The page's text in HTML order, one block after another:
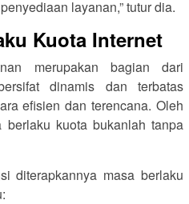
layanan,” tutur dia.
Kuota Internet
merupakan bagian dari
dinamis dan terbatas
efisien dan terencana. Oleh
berlaku kuota bukanlah tanpa
diterapkannya masa berlaku